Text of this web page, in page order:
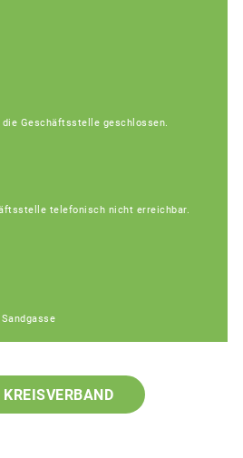
Geschäftsstelle geschlossen.
telefonisch nicht erreichbar.